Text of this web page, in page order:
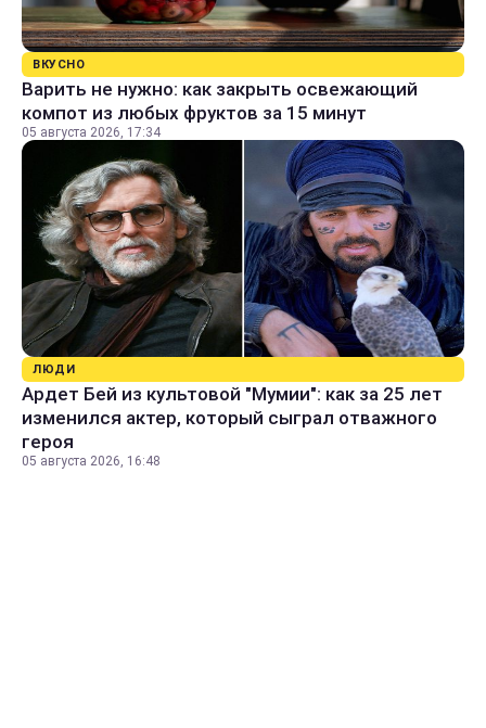
ВКУСНО
Варить не нужно: как закрыть освежающий
компот из любых фруктов за 15 минут
05 августа 2026, 17:34
ЛЮДИ
Ардет Бей из культовой "Мумии": как за 25 лет
изменился актер, который сыграл отважного
героя
05 августа 2026, 16:48